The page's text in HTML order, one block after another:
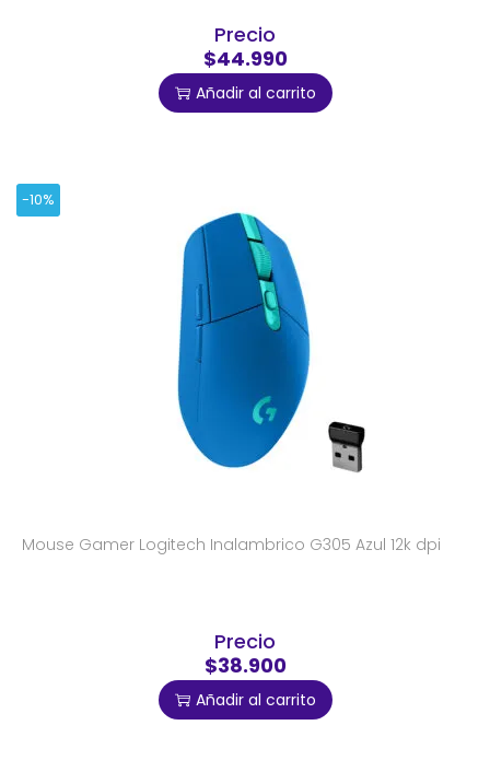
Precio
$44.990
Añadir al carrito
-10%
Mouse Gamer Logitech Inalambrico G305 Azul 12k dpi
Precio
$38.900
Añadir al carrito